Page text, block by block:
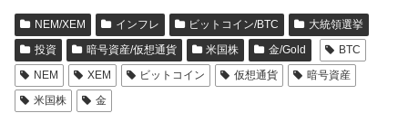
NEM/XEM インフレ ビットコイン/BTC
大統領選挙
投資
暗号資産/仮想通貨 米国株 金/Gold
BTC
NEM
XEM ビットコイン 仮想通貨
暗号資産
米国株
金